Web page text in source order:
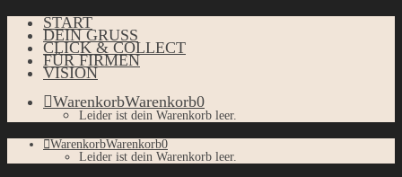
START
DEIN GRUSS
CLICK & COLLECT
FÜR FIRMEN
VISION
WarenkorbWarenkorb0
Leider ist dein Warenkorb leer.
WarenkorbWarenkorb0
Leider ist dein Warenkorb leer.